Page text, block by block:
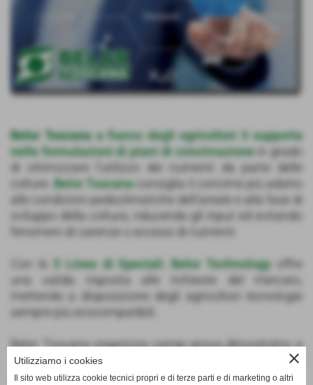
Belor Toscana a fianco degli agricoltori li supporta
nelle formulazioni di piani di concimazionein grado
di ottimizzare l’utilizzo dei nutrienti da parte delle
colture. Belor Toscanaconsiglia il concime più adatto
alle condizioni pedoclimatiche dell’areale e alla fase di
sviluppo della coltura, riducendo gli input ed evitando
fenomeni di carenze o eccessi di nutrienti.
Con le 5 Linee di Speciali Belor Technology
una valida risposta alle richieste del mercato,
mettendo a disposizione degli agricoltori tecnologie
sempre più ecocompatibili.
Belor Toscana organizza campi prova dimostrativi a
stretto contatto sia con gli agricoltori che in
collaborazione con importanti Istituti di Ricerca.
close
Utilizziamo i cookies
Il sito web utilizza cookie tecnici propri e di terze parti e di marketing o altri